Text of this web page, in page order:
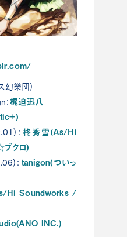
幻樂団)
：梶迫迅八
： 柊秀雪(As/Hi
クロ)
： tanigon(ついっ
Hi Soundworks /
INC.)